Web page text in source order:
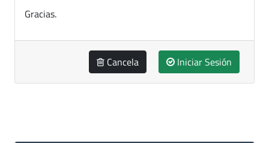
Gracias.
Cancela Iniciar Sesión